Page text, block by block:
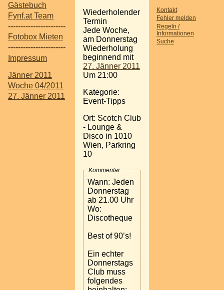
Gästebuch
Fynf.at Team
-----------------------
Fotobox Mieten
-----------------------
Impressum
Jänner 2011
Woche 04/2011
27. Jänner 2011
Kontakt
Fehler melden
Regeln /
Informationen
Suche
Wiederholender
Termin
Jede Woche,
am Donnerstag
Wiederholung
beginnend mit
27. Jänner 2011
Um 21:00
Kategorie:
Event-Tipps
Ort: Scotch Club
- Lounge &
Disco in 1010
Wien, Parkring
10
Kommentar
Wann: Jeden
Donnerstag
ab 21.00 Uhr
Wo:
Discotheque
Best of 90’s!
Ein echter
Donnerstags
Club muss
folgendes